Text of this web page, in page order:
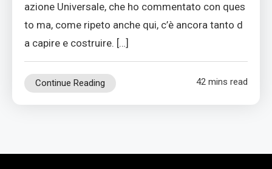
azione Universale, che ho commentato con ques
to ma, come ripeto anche qui, c’è ancora tanto d
a capire e costruire. […]
Continue Reading 42 mins read